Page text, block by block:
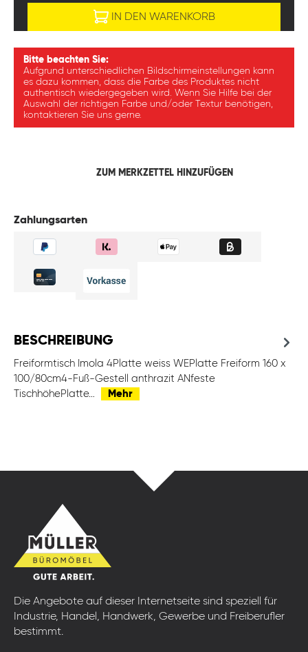
IN DEN WARENKORB
Bitte beachten Sie:
Aufgrund unterschiedlichen Bildschirmeinstellungen kann
es dazu kommen, dass die Farbe des Produktes nicht
authentisch wiedergegeben wird. Wenn Sie Hilfe bei der
Auswahl der richtigen Farbe und/oder Textur benötigen,
kontaktieren Sie uns gerne.
ZUM MERKZETTEL HINZUFÜGEN
Zahlungsarten
BESCHREIBUNG
Freiformtisch Imola 4Platte weiss WEPlatte Freiform 160 x
100/80cm4-Fuß-Gestell anthrazit ANfeste
TischhöhePlatte…
Mehr
Die Angebote auf dieser Internetseite sind speziell für
Industrie, Handel, Handwerk, Gewerbe und Freiberufler
bestimmt.